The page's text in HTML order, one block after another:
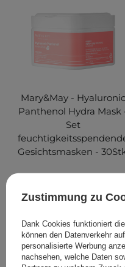
Mary&May - Hyaluronic
Panthenol Hydra Mask
Set
Gesichtsmasken -
14,90 €
IN DEN WARENKORB
Zustimmung zu
Dank Cookies funktioniert
können den Datenverkehr
personalisierte Werbung
nachsehen, welche Daten